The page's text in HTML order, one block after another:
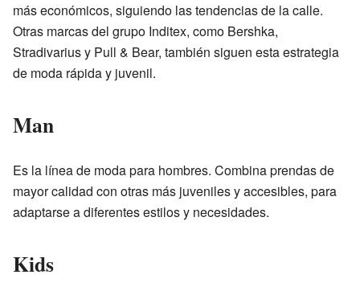
más económicos, siguiendo las tendencias de la calle.
Otras marcas del grupo Inditex, como Bershka,
Stradivarius y Pull & Bear, también siguen esta estrategia
de moda rápida y juvenil.
Man
Es la línea de moda para hombres. Combina prendas de
mayor calidad con otras más juveniles y accesibles, para
adaptarse a diferentes estilos y necesidades.
Kids